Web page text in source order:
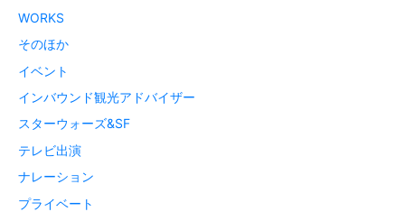
WORKS
そのほか
イベント
インバウンド観光アドバイザー
スターウォーズ&SF
テレビ出演
ナレーション
プライベート